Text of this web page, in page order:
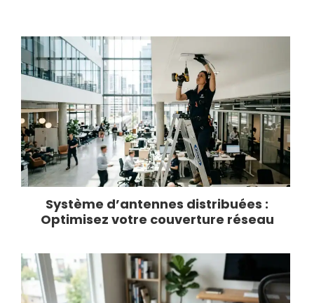
Système d’antennes distribuées :
Optimisez votre couverture réseau